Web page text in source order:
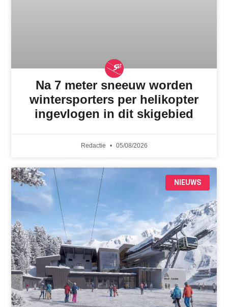
Na 7 meter sneeuw worden
wintersporters per helikopter
ingevlogen in dit skigebied
Redactie 05/08/2026
NIEUWS